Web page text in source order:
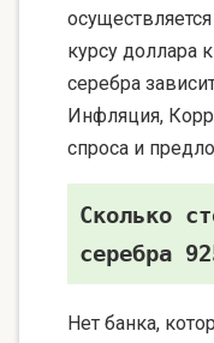
курсу доллара
серебра
Инфляция,
спроса и
Сколько
серебра
Нет банка,